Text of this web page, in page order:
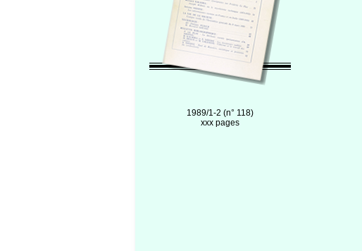
1989/1-2 (n° 118)
xxx pages